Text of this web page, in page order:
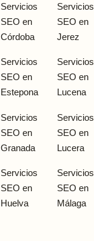
Servicios
SEO en
Córdoba
Servicios
SEO en
Estepona
Servicios
SEO en
Granada
Servicios
SEO en
Huelva
Servicios
SEO en
Jerez
Servicios
SEO en
Lucena
Servicios
SEO en
Lucera
Servicios
SEO en
Málaga